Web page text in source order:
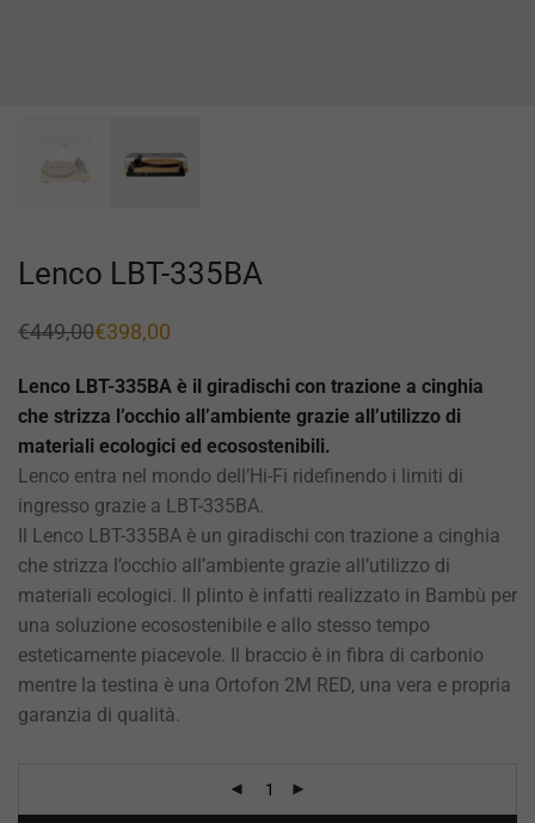
Lenco LBT-335BA
€449,00
Il
era:
€449,00.
€398,00
Il
è:
€398,00.
Lenco LBT-335BA è il giradischi con trazione a cinghia
che strizza l’occhio all’ambiente grazie all’utilizzo di
materiali ecologici ed ecosostenibili.
Lenco entra nel mondo dell’Hi-Fi ridefinendo i limiti di
ingresso grazie a LBT-335BA.
Il Lenco LBT-335BA è un giradischi con trazione a cinghia
che strizza l’occhio all’ambiente grazie all’utilizzo di
materiali ecologici. Il plinto è infatti realizzato in Bambù per
una soluzione ecosostenibile e allo stesso tempo
esteticamente piacevole. Il braccio è in fibra di carbonio
mentre la testina è una Ortofon 2M RED, una vera e propria
garanzia di qualità.